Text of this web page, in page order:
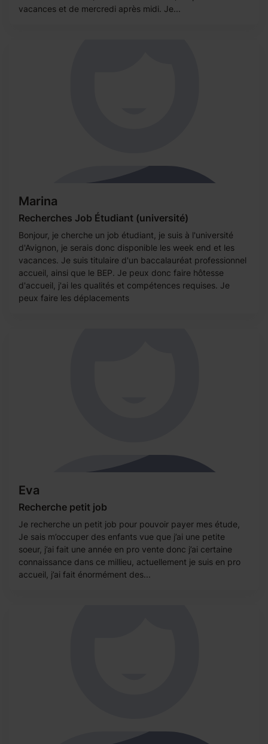
vacances et de mercredi après midi. Je...
Marina
Recherches Job Étudiant (université)
Bonjour, je cherche un job étudiant, je suis à l'université
d'Avignon, je serais donc disponible les week end et les
vacances. Je suis titulaire d'un baccalauréat professionnel
accueil, ainsi que le BEP. Je peux donc faire hôtesse
d'accueil, j'ai les qualités et compétences requises. Je
peux faire les déplacements
Eva
Recherche petit job
Je recherche un petit job pour pouvoir payer mes étude,
Je sais m’occuper des enfants vue que j’ai une petite
soeur, j’ai fait une année en pro vente donc j’ai certaine
connaissance dans ce millieu, actuellement je suis en pro
accueil, j’ai fait énormément des...